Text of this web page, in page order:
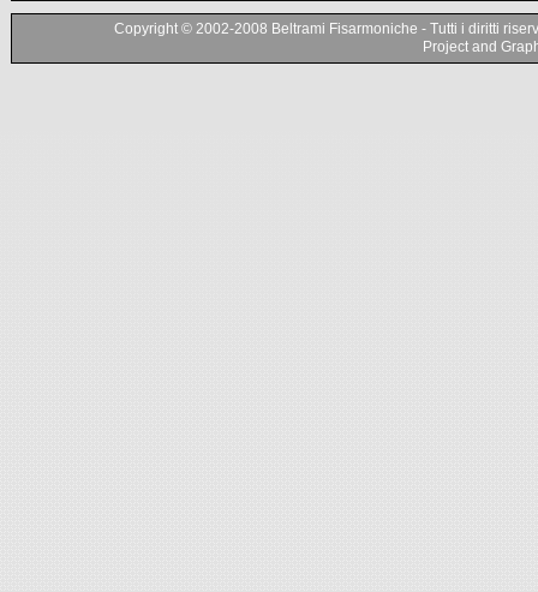
Copyright © 2002-2008 Beltrami Fisarmoniche - Tutti i diritti
Project and